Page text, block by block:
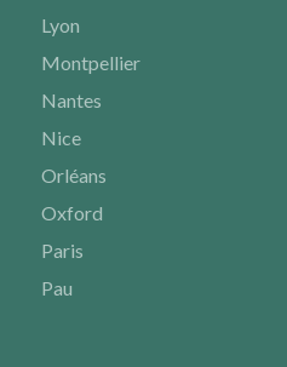
Lyon
Montpellier
Nantes
Nice
Orléans
Oxford
Paris
Pau